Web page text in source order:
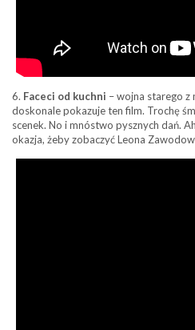
6. Faceci od kuchni – wojna starego
doskonale pokazuje ten film. Trochę
scenek. No i mnóstwo pysznych dań.
okazja, żeby zobaczyć Leona